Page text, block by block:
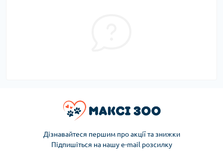
Дізнавайтеся першим про акції та знижки
Підпишіться на нашу e-mail розсилку